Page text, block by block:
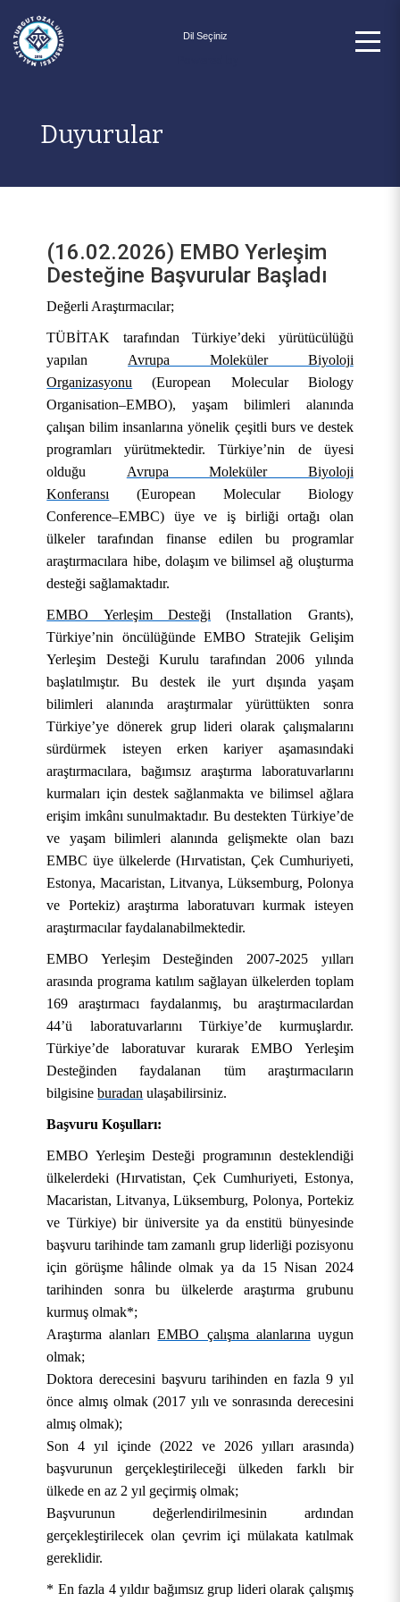
Duyurular
(16.02.2026) EMBO Yerleşim
Desteğine Başvurular Başladı
Değerli Araştırmacılar;
TÜBİTAK tarafından Türkiye’deki yürütücülüğü
yapılan Avrupa Moleküler Biyoloji
Organizasyonu (European Molecular Biology
Organisation–EMBO), yaşam bilimleri alanında
çalışan bilim insanlarına yönelik çeşitli burs ve destek
programları yürütmektedir. Türkiye’nin de üyesi
olduğu Avrupa Moleküler Biyoloji
Konferansı (European Molecular Biology
Conference–EMBC) üye ve iş birliği ortağı olan
ülkeler tarafından finanse edilen bu programlar
araştırmacılara hibe, dolaşım ve bilimsel ağ oluşturma
desteği sağlamaktadır.
EMBO Yerleşim Desteği (Installation Grants),
Türkiye’nin öncülüğünde EMBO Stratejik Gelişim
Yerleşim Desteği Kurulu tarafından 2006 yılında
başlatılmıştır. Bu destek ile yurt dışında yaşam
bilimleri alanında araştırmalar yürüttükten sonra
Türkiye’ye dönerek grup lideri olarak çalışmalarını
sürdürmek isteyen erken kariyer aşamasındaki
araştırmacılara, bağımsız araştırma laboratuvarlarını
kurmaları için destek sağlanmakta ve bilimsel ağlara
erişim imkânı sunulmaktadır. Bu destekten Türkiye’de
ve yaşam bilimleri alanında gelişmekte olan bazı
EMBC üye ülkelerde (Hırvatistan, Çek Cumhuriyeti,
Estonya, Macaristan, Litvanya, Lüksemburg, Polonya
ve Portekiz) araştırma laboratuvarı kurmak isteyen
araştırmacılar faydalanabilmektedir.
EMBO Yerleşim Desteğinden 2007-2025 yılları
arasında programa katılım sağlayan ülkelerden toplam
169 araştırmacı faydalanmış, bu araştırmacılardan
44’ü laboratuvarlarını Türkiye’de kurmuşlardır.
Türkiye’de laboratuvar kurarak EMBO Yerleşim
Desteğinden faydalanan tüm araştırmacıların
bilgisineburadan ulaşabilirsiniz.
Başvuru Koşulları:
EMBO Yerleşim Desteği programının desteklendiği
ülkelerdeki (Hırvatistan, Çek Cumhuriyeti, Estonya,
Macaristan, Litvanya, Lüksemburg, Polonya, Portekiz
ve Türkiye) bir üniversite ya da enstitü bünyesinde
başvuru tarihinde tam zamanlı grup liderliği pozisyonu
için görüşme hâlinde olmak ya da 15 Nisan 2024
tarihinden sonra bu ülkelerde araştırma grubunu
kurmuş olmak*;
Araştırma alanlarıEMBO çalışma alanlarına uygun
olmak;
Doktora derecesini başvuru tarihinden en fazla 9 yıl
önce almış olmak (2017 yılı ve sonrasında derecesini
almış olmak);
Son 4 yıl içinde (2022 ve 2026 yılları arasında)
başvurunun gerçekleştirileceği ülkeden farklı bir
ülkede en az 2 yıl geçirmiş olmak;
Başvurunun değerlendirilmesinin ardından
gerçekleştirilecek olan çevrim içi mülakata katılmak
gereklidir.
* En fazla 4 yıldır bağımsız grup lideri olarak çalışmış